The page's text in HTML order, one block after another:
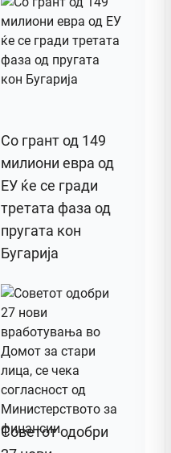
Со грант од 149
милиони евра од
ЕУ ќе се гради
третата фаза од
пругата кон
Бугарија
Советот одобри